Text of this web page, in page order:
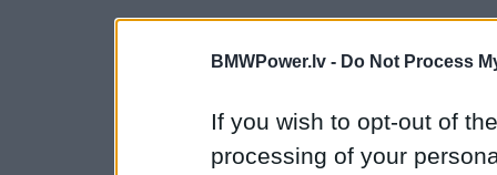
BMWPower.lv - Do Not Process
If you wish to opt-out of
processing of your